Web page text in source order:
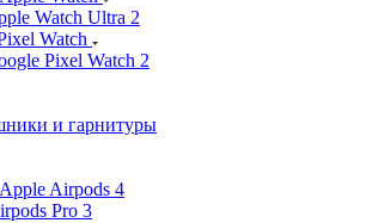
Watch Ultra 2
Watch
Pixel Watch 2
и гарнитуры
Apple Airpods 4
Pro 3